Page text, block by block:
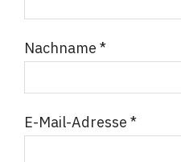
Nachname *
E-Mail-Adresse *